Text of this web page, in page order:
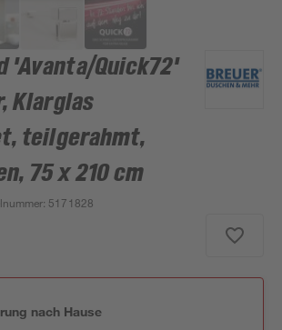
'Avanta/Quick72'
Klarglas
teilgerahmt,
75 x 210 cm
: 5171828
nach Hause